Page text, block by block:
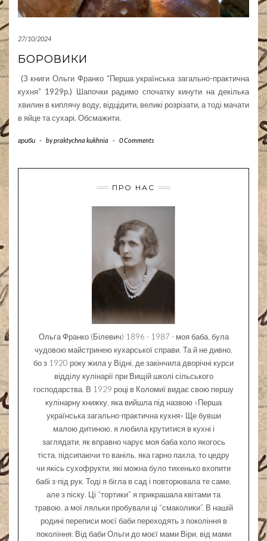
27/10/2024
БОРОВИКИ
(З книги Ольги Франко “Перша українська загально-практична
кухня” 1929р.) Шапочки радимо спочатку кинути на декілька
хвилин в киплячу воду, відцідити, великі розрізати, а тоді мачати
в яйце та сухарі. Обсмажити.
гриби - bypraktychna kukhnia - 0 Comments
ПРО НАС
Ольга Франко (Білевич) 1896 - 1987 - моя баба, була
чудовою майстринею кухарської справи. Та й не дивно,
бо з 1920 року жила у Відні, де закінчила дворічні курси
відділу кулінарії при Вищій школі сільського
господарства. В 1929 році в Коломиї видає свою першу
кулінарну книжку, яка вийшла під назвою «Перша
українська загально-практична кухня» Ще бувши
малою дитиною, я любила крутитися в кухні і
заглядати, як вправно чарує моя баба коло якогось
тіста, підсипаючи то ваніль, яка гарно пахла, то цедру
чи якісь сухофрукти, які можна було тихенько вхопити
бабі з-під рук. Тоді я бігла в сад і повторювала те саме,
але з піску. Ці “тортики” я прикрашала квітами та
травою, а мої ляльки пробували ці “смаколики”. В нашій
родині переписи моєї баби переходять з покоління в
покоління. Від баби Ольги до моєї мами Віри, від мами